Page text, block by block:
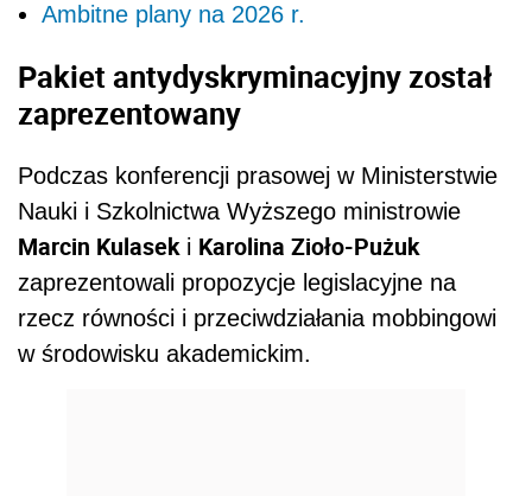
Ambitne plany na 2026 r.
Pakiet antydyskryminacyjny został
zaprezentowany
Podczas konferencji prasowej w Ministerstwie
Nauki i Szkolnictwa Wyższego ministrowie
Marcin Kulasek i Karolina Zioło-Pużuk
zaprezentowali propozycje legislacyjne na
rzecz równości i przeciwdziałania mobbingowi
w środowisku akademickim.